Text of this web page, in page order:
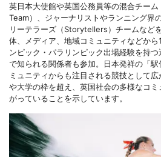
英日本大使館や英国公務員等の混合チー
Team）、ジャーナリストやランニング界
リーテラーズ（Storytellers）チームなど
体、メディア、地域コミュニティなどか
ンピック・パラリンピック出場経験を持
で知られる関係者も参加。日本発祥の「
ミュニティからも注目される競技として
や大学の枠を超え、英国社会の多様なコ
がっていることを示しています。